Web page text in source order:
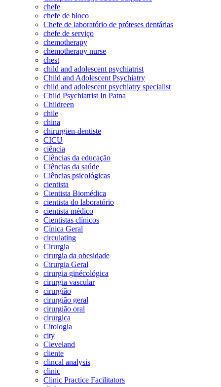
chefe
chefe de bloco
Chefe de laboratório de próteses dentárias
chefe de serviço
chemotherapy
chemotherapy nurse
chest
child and adolescent psychiatrist
Child and Adolescent Psychiatry
child and adolescent psychiatry specialist
Child Psychiatrist In Patna
Childreen
chile
china
chirurgien-dentiste
CICU
ciência
Ciências da educação
Ciências da saúde
Ciências psicológicas
cientista
Cientista Biomédica
cientista do laboratório
cientista médico
Cientistas clínicos
Cínica Geral
circulating
Cirurgia
cirurgia da obesidade
Cirurgia Geral
cirurgia ginécológica
cirurgia vascular
cirurgião
cirurgião geral
cirurgião oral
cirurgica
Citologia
city
Cleveland
cliente
clincal analysis
clinic
Clinic Practice Facilitators